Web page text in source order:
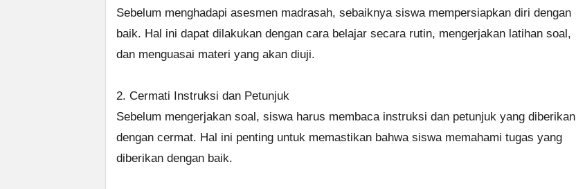
Sebelum menghadapi asesmen madrasah, sebaiknya siswa mempersiapkan diri dengan
baik. Hal ini dapat dilakukan dengan cara belajar secara rutin, mengerjakan latihan soal,
dan menguasai materi yang akan diuji.
2. Cermati Instruksi dan Petunjuk
Sebelum mengerjakan soal, siswa harus membaca instruksi dan petunjuk yang diberikan
dengan cermat. Hal ini penting untuk memastikan bahwa siswa memahami tugas yang
diberikan dengan baik.